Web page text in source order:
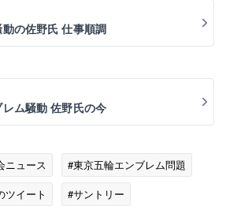
の佐野氏 仕事順調
ム騒動 佐野氏の今
ニュース
#東京五輪エンブレム問題
ツイート #サントリー